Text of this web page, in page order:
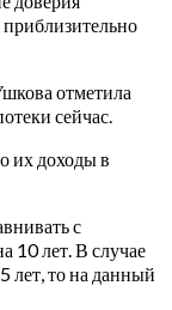
отметила
сейчас.
их доходы в
с
10 лет. В случае
лет, то на данный